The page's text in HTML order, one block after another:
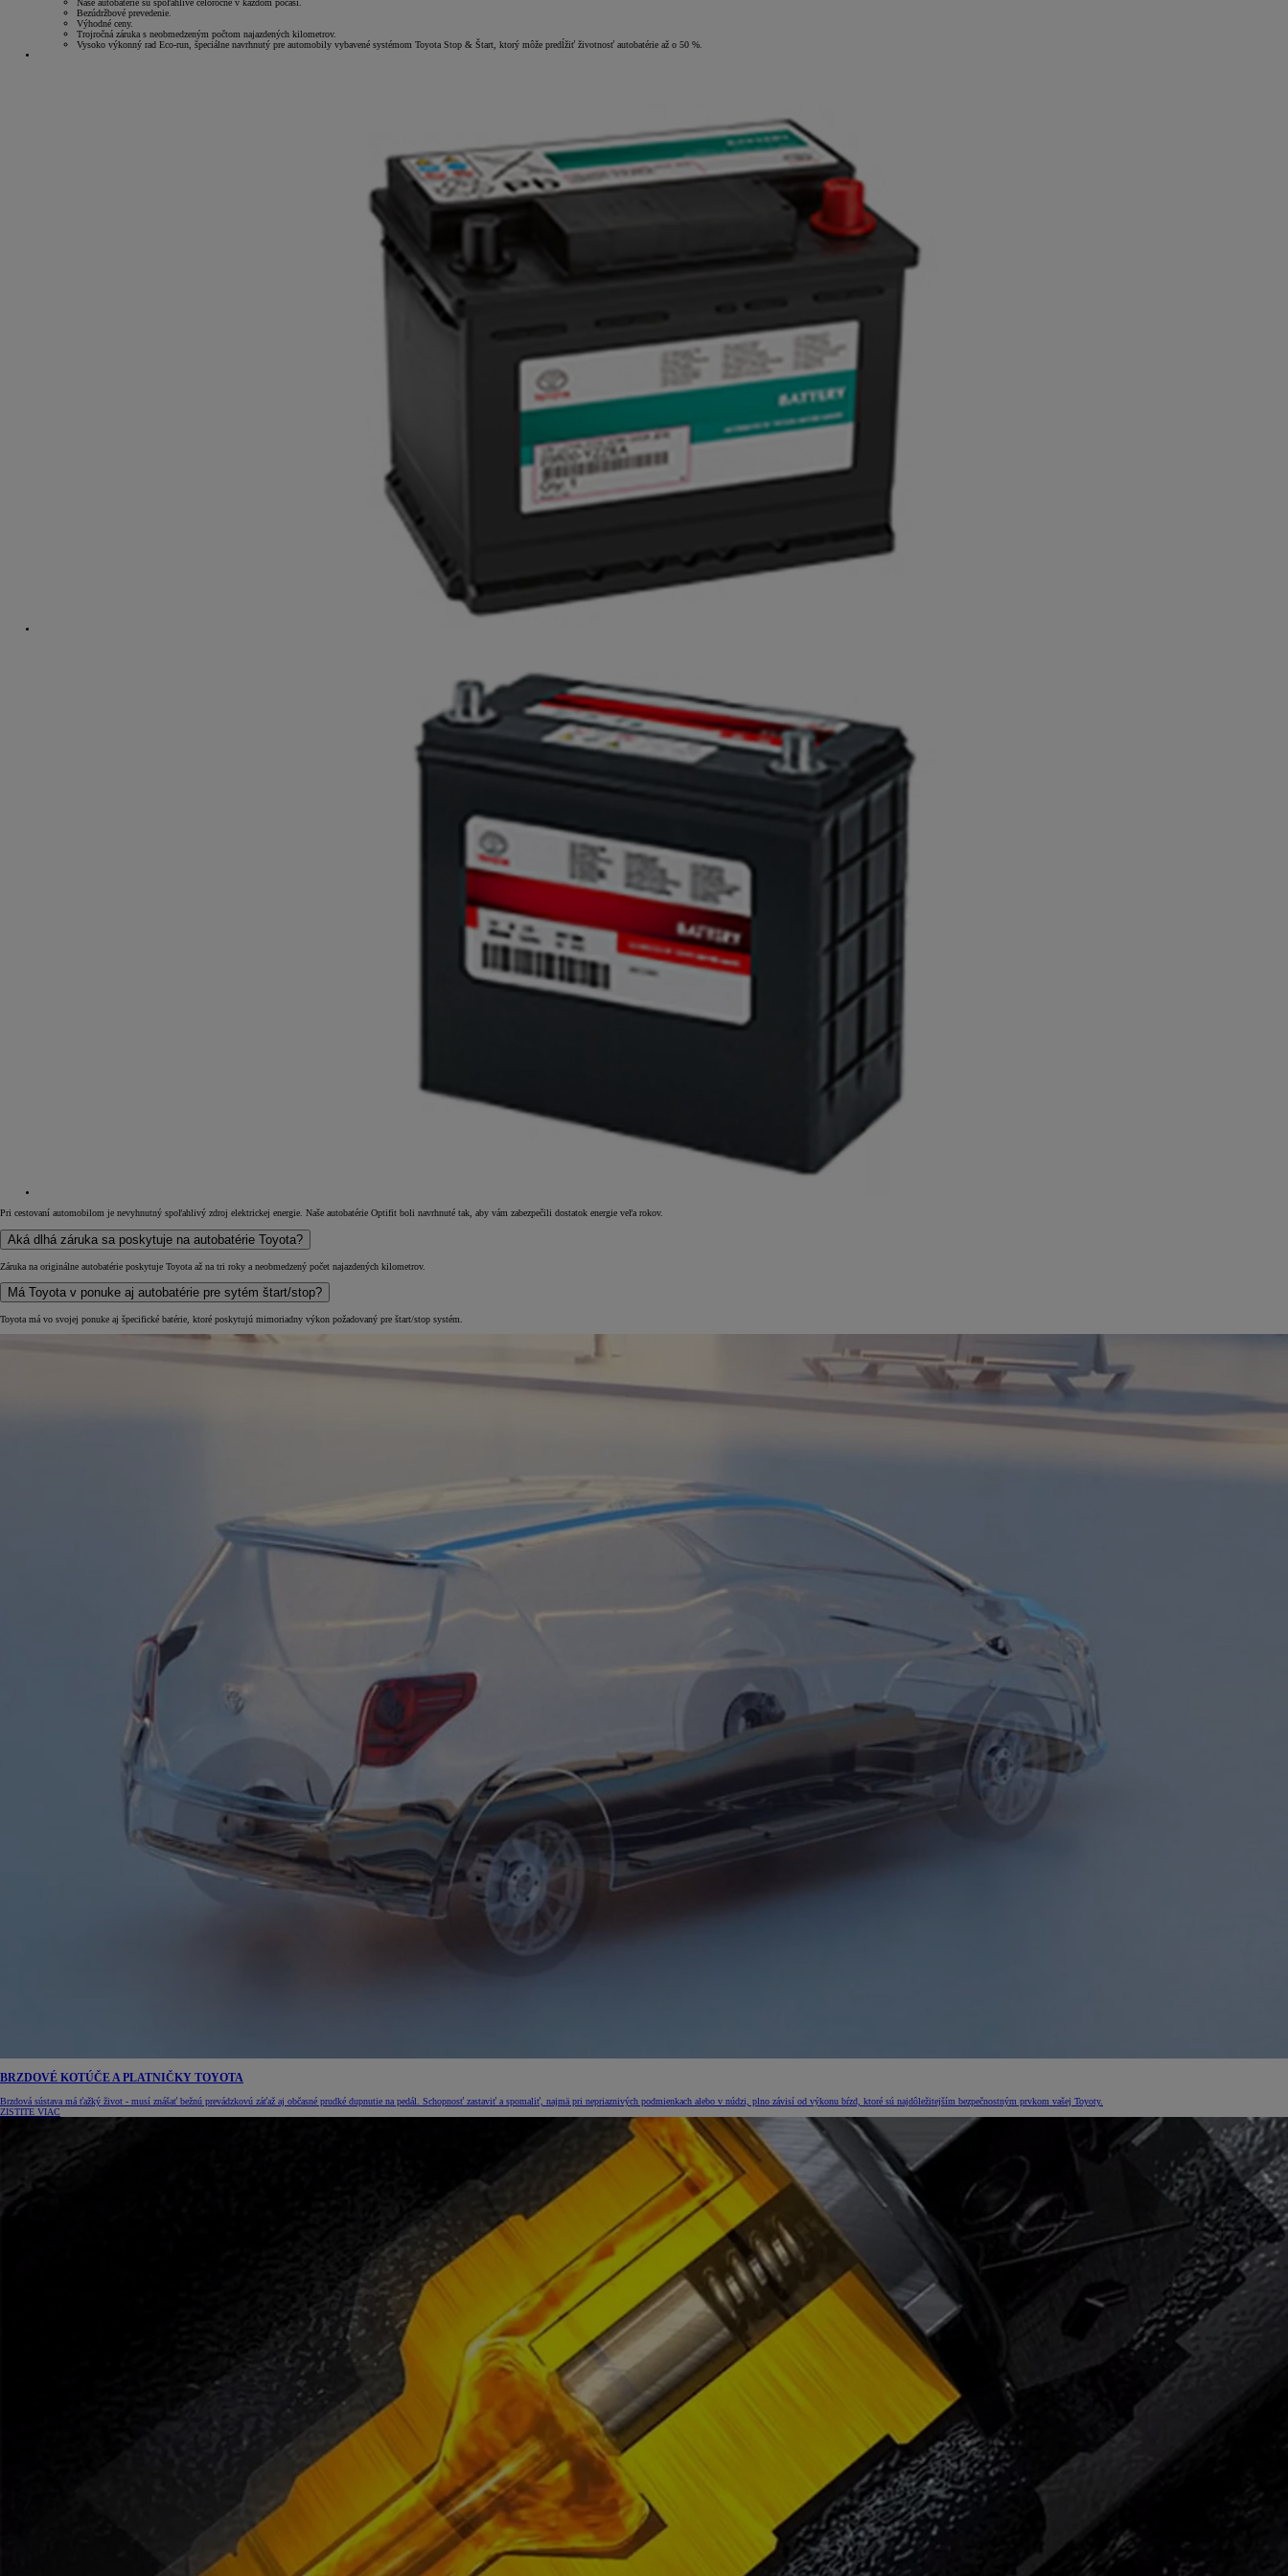
Naše autobatérie sú spoľahlivé celoročne v každom počasí.
Bezúdržbové prevedenie.
Výhodné ceny.
Trojročná záruka s neobmedzeným počtom najazdených kilometrov.
Vysoko výkonný rad Eco-run, špeciálne navrhnutý pre automobily vybavené systémom Toyota Stop & Štart, ktorý môže predĺžiť životnosť autobatérie až o 50 %.
Pri cestovaní automobilom je nevyhnutný spoľahlivý zdroj elektrickej energie. Naše autobatérie Optifit boli navrhnuté tak, aby vám zabezpečili dostatok energie veľa rokov.
Aká dlhá záruka sa poskytuje na autobatérie Toyota?
Záruka na originálne autobatérie poskytuje Toyota až na tri roky a neobmedzený počet najazdených kilometrov.
Má Toyota v ponuke aj autobatérie pre sytém štart/stop?
Toyota má vo svojej ponuke aj špecifické batérie, ktoré poskytujú mimoriadny výkon požadovaný pre štart/stop systém.
BRZDOVÉ KOTÚČE A PLATNIČKY TOYOTA
Brzdová sústava má ťažký život - musí znášať bežnú prevádzkovú záťaž aj občasné prudké dupnutie na pedál. Schopnosť zastaviť a spomaliť, najmä pri nepriaznivých podmienkach alebo v núdzi, plno závisí od výkonu bŕzd, ktoré sú najdôležitejším bezpečnostným prvkom vašej Toyoty.
ZISTITE VIAC